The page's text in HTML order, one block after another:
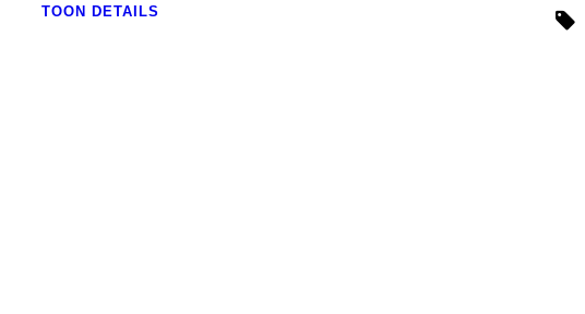
TOON DETAILS